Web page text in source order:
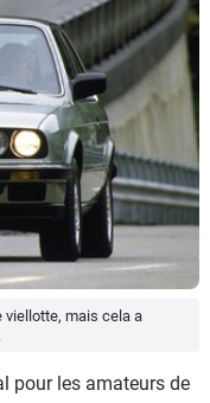
viellotte, mais cela a
pour les amateurs de